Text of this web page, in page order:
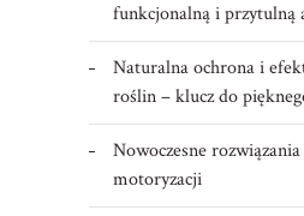
funkcjonalną i przytulną
Naturalna ochrona i
roślin – klucz do
Nowoczesne
motoryzacji